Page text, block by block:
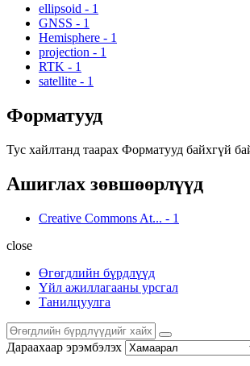
ellipsoid - 1
GNSS - 1
Hemisphere - 1
projection - 1
RTK - 1
satellite - 1
Форматууд
Тус хайлтанд таарах Форматууд байхгүй
Ашиглах зөвшөөрлүүд
Creative Commons At... - 1
close
Өгөгдлийн бүрдлүүд
Үйл ажиллагааны урсгал
Танилцуулга
Дараахаар эрэмбэлэх